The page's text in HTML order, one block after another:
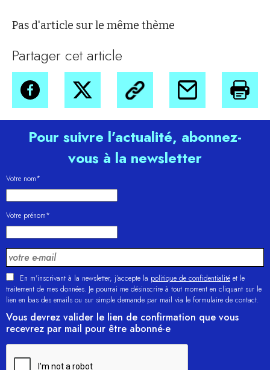
Pas d'article sur le même thème
Partager cet article
Pour suivre l’actualité, abonnez-
vous à la newsletter
Votre nom*
Votre prénom*
En m'inscrivant à la newsletter, j’accepte la politique de confidentialité et le
traitement de mes données. Je pourrai me désinscrire à tout moment en cliquant sur le
lien en bas des emails ou sur simple demande par mail via le formulaire de contact.
Vous devrez valider le lien de confirmation que vous
recevrez par mail pour être abonné·e